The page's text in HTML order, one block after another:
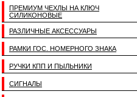
ПРЕМИУМ ЧЕХЛЫ НА КЛЮЧ
СИЛИКОНОВЫЕ
РАЗЛИЧНЫЕ АКСЕССУАРЫ
РАМКИ ГОС. НОМЕРНОГО ЗНАКА
РУЧКИ КПП И ПЫЛЬНИКИ
СИГНАЛЫ